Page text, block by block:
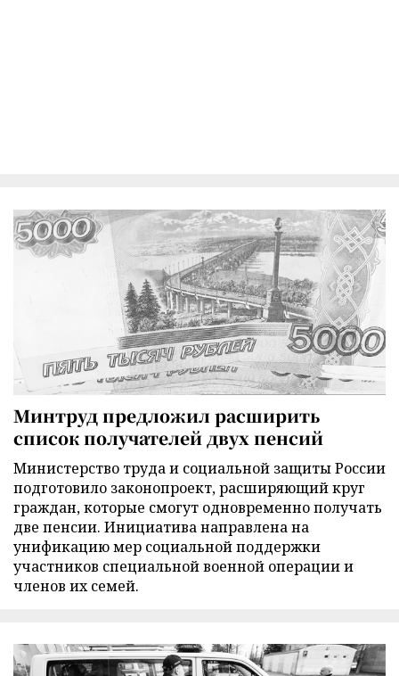
Минтруд предложил расширить
список получателей двух пенсий
Министерство труда и социальной защиты России
подготовило законопроект, расширяющий круг
граждан, которые смогут одновременно получать
две пенсии. Инициатива направлена на
унификацию мер социальной поддержки
участников специальной военной операции и
членов их семей.